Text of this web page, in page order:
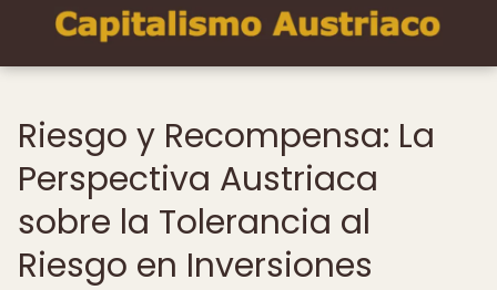
Riesgo y Recompensa: La
Perspectiva Austriaca
sobre la Tolerancia al
Riesgo en Inversiones